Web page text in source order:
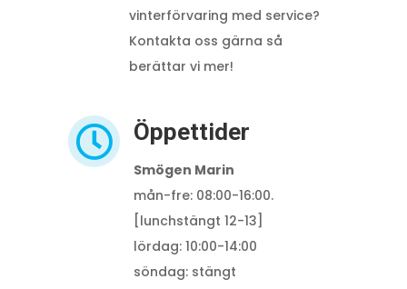
vinterförvaring med service?
Kontakta oss gärna så
berättar vi mer!
 Öppettider
Smögen Marin
mån-fre: 08:00-16:00.
[lunchstängt 12-13]
lördag: 10:00-14:00
söndag: stängt